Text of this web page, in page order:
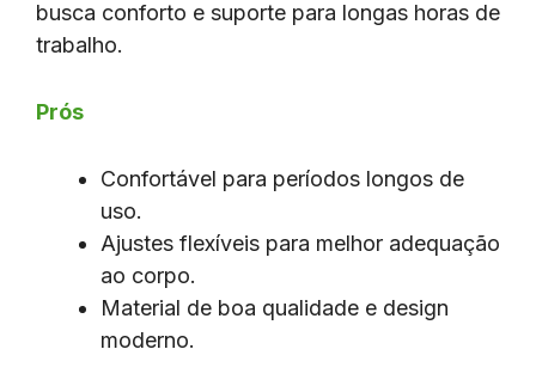
busca conforto e suporte para longas horas de
trabalho.
Prós
Confortável para períodos longos de
uso.
Ajustes flexíveis para melhor adequação
ao corpo.
Material de boa qualidade e design
moderno.